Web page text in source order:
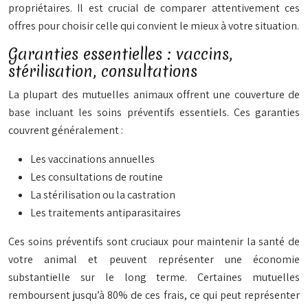
propriétaires. Il est crucial de comparer attentivement ces
offres pour choisir celle qui convient le mieux à votre situation.
Garanties essentielles : vaccins,
stérilisation, consultations
La plupart des mutuelles animaux offrent une couverture de
base incluant les soins préventifs essentiels. Ces garanties
couvrent généralement :
Les vaccinations annuelles
Les consultations de routine
La stérilisation ou la castration
Les traitements antiparasitaires
Ces soins préventifs sont cruciaux pour maintenir la santé de
votre animal et peuvent représenter une économie
substantielle sur le long terme. Certaines mutuelles
remboursent jusqu’à 80% de ces frais, ce qui peut représenter